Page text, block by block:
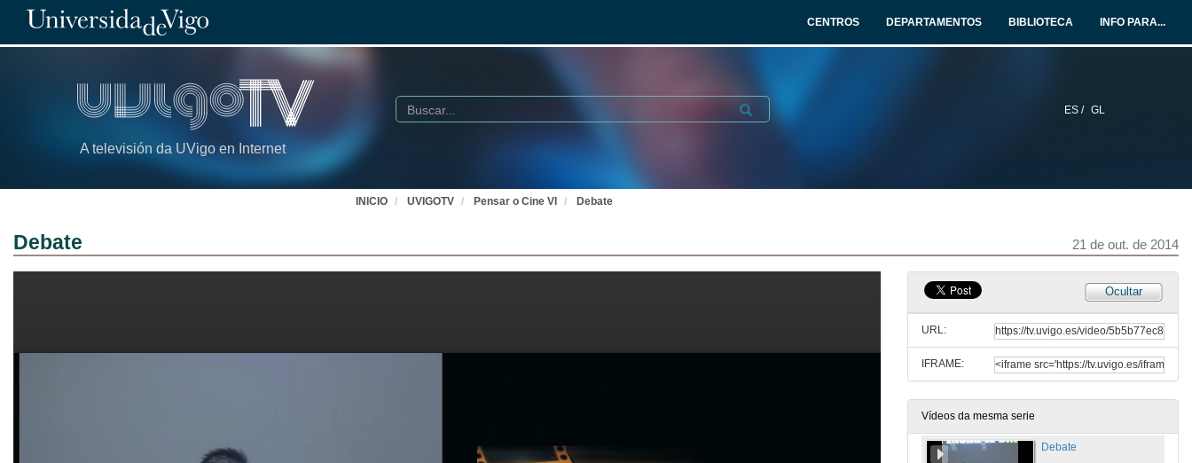
CENTROS DEPARTAMENTOS BIBLIOTECA INFO PARA...
A televisión da UVigo en Internet
ES / GL
Buscar Submit
INICIO UVIGOTV Pensar o Cine VI Debate
Debate 21 de out. de 2014
Ocultar
URL:
IFRAME:
Vídeos da mesma serie
Desgracia
14 de out. de 2014
Blade Runner
21 de out. de 2014
Debate